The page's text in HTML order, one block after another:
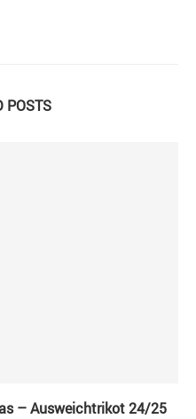
POSTS
– Ausweichtrikot 24/25